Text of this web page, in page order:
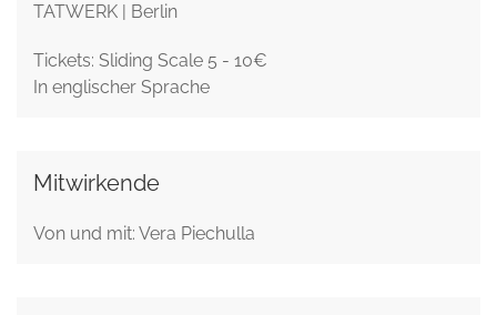
TATWERK | Berlin
Tickets: Sliding Scale 5 - 10€
In englischer Sprache
Mitwirkende
Von und mit: Vera Piechulla